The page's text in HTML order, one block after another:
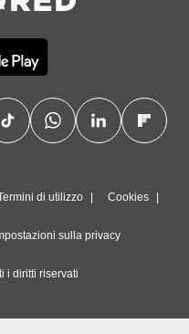
di utilizzo Cookies
sulla privacy
i diritti riservati